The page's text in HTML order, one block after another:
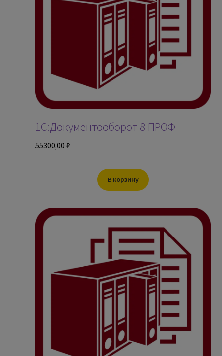
1С:Документооборот 8 ПРОФ
55300,00 ₽
В корзину